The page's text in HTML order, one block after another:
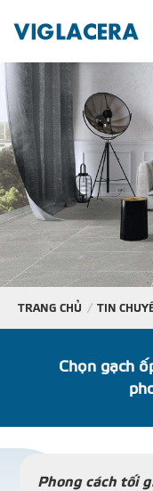
TRANG CHỦ TIN
Chọn gạch
Phong cách tối